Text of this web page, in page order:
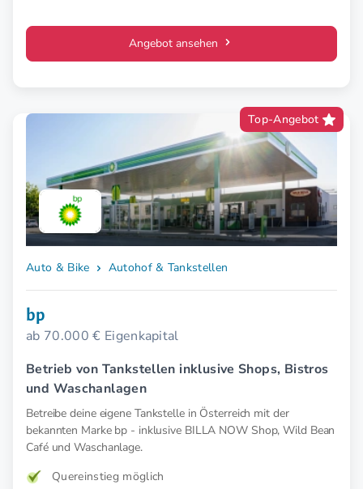
Angebot ansehen
Top-Angebot
Auto & Bike Autohof & Tankstellen
bp
ab 70.000 € Eigenkapital
Betrieb von Tankstellen inklusive Shops, Bistros
und Waschanlagen
Betreibe deine eigene Tankstelle in Österreich mit der
bekannten Marke bp - inklusive BILLA NOW Shop, Wild Bean
Café und Waschanlage.
Quereinstieg möglich